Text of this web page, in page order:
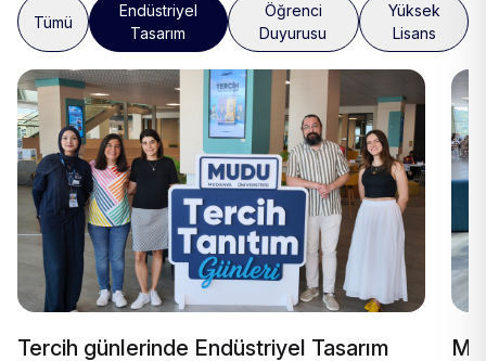
Tümü
Endüstriyel
Tasarım
Öğrenci
Duyurusu
Yüksek
Lisans
Tercih günlerinde Endüstriyel Tasarım